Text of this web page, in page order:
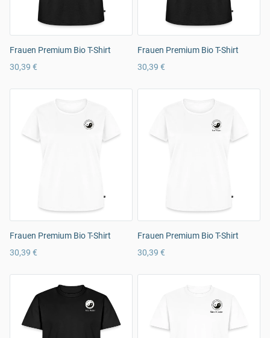
Frauen Premium Bio T-Shirt
30,39 €
Frauen Premium Bio T-Shirt
30,39 €
Frauen Premium Bio T-Shirt
30,39 €
Frauen Premium Bio T-Shirt
30,39 €